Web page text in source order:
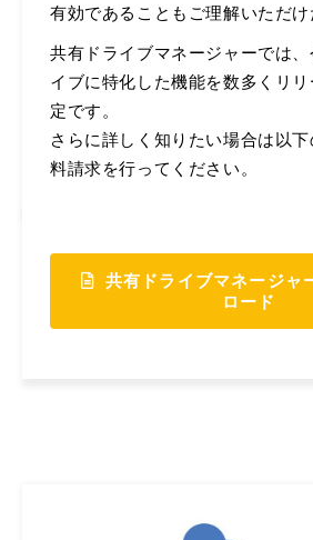
有効であることもご理解いただけ
共有ドライブマネージャーでは
イブに特化した機能を数多くリ
定です。
さらに詳しく知りたい場合は以
料請求を行ってください。
共有ドライブマネージャ
ロード